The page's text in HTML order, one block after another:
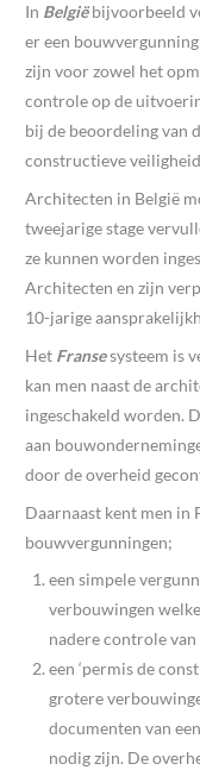
In Belgiëbijvoorbeeld
er een
zijn voor zowel het
controle op de
bij de beoordeling van
constructieve
Architecten in België
tweejarige stage
ze kunnen worden
Architecten en zijn
10-jarige
Het Fransesysteem is
kan men naast de
ingeschakeld worden.
aan
door de overheid
Daarnaast kent men
bouwvergunningen;
een simpele
verbouwingen
nadere controle van
een ‘permis de
grotere
documenten van
nodig zijn. De